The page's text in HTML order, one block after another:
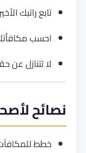
تابع راتبك
احسب
لا تتنازل عن
نصائح
خطط